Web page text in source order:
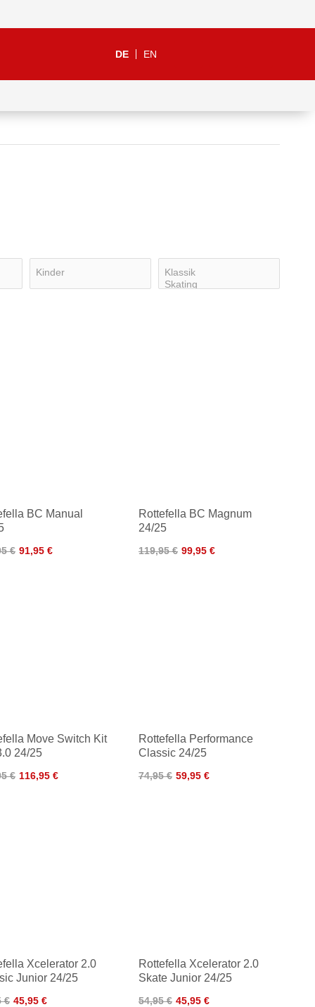
DE EN
BC Manual
€ 91,95 €
Rottefella BC Magnum
24/25
119,95 € 99,95 €
Move Switch Kit
24/25
€ 116,95 €
Rottefella Performance
Classic 24/25
74,95 € 59,95 €
Xcelerator 2.0
Junior 24/25
€ 45,95 €
Rottefella Xcelerator 2.0
Skate Junior 24/25
54,95 € 45,95 €